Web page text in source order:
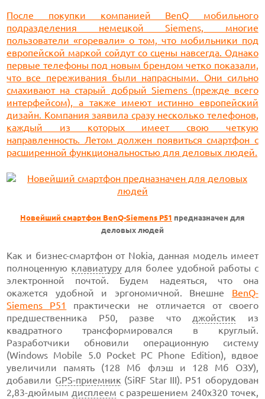
После покупки компанией BenQ мобильного
подразделения немецкой Siemens, многие
пользователи «горевали» о том, что мобильники под
европейской маркой сойдут со сцены навсегда. Однако
первые телефоны под новым брендом четко показали,
что все переживания были напрасными. Они сильно
смахивают на старый добрый Siemens (прежде всего
интерфейсом), а также имеют истинно европейский
дизайн. Компания заявила сразу несколько телефонов,
каждый из которых имеет свою четкую
направленность. Летом должен появиться смартфон с
расширенной функциональностью для деловых людей.
Новейший смартфон BenQ-Siemens P51 предназначен для
деловых людей
Как и бизнес-смартфон от Nokia, данная модель имеет
полноценную клавиатурудля более удобной работы с
электронной почтой. Будем надеяться, что она
окажется удобной и эргономичной. Внешне BenQ-
Siemens P51
практически не отличается от своего
предшественника P50, разве что джойстик из
квадратного трансформировался в круглый.
Разработчики обновили операционную систему
(Windows Mobile 5.0 Pocket PC Phone Edition), вдвое
увеличили память (128 Мб флэш и 128 Мб ОЗУ),
добавили GPS-приемник (SiRF Star III). P51 оборудован
2,83-дюймым дисплеем с разрешением 240x320 точек,